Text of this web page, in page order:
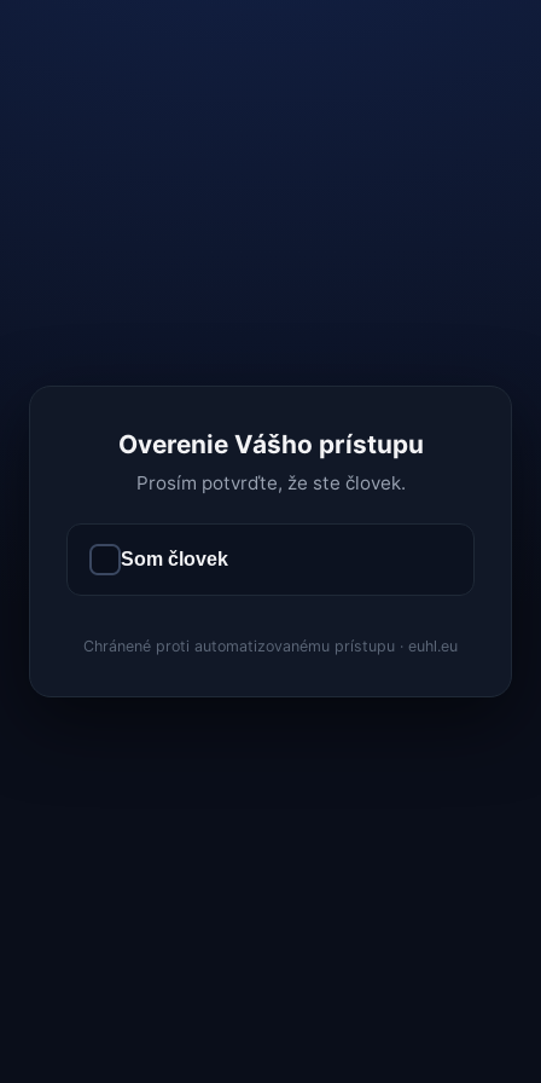
Overenie Vášho prístupu
Prosím potvrďte, že ste človek.
Som človek
Chránené proti automatizovanému prístupu · euhl.eu